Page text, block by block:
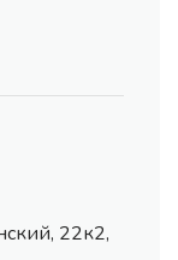
22к2,